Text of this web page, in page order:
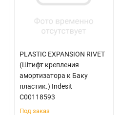
PLASTIC EXPANSION RIVET
(Штифт крепления
амортизатора к Баку
пластик.) Indesit
C00118593
Под заказ